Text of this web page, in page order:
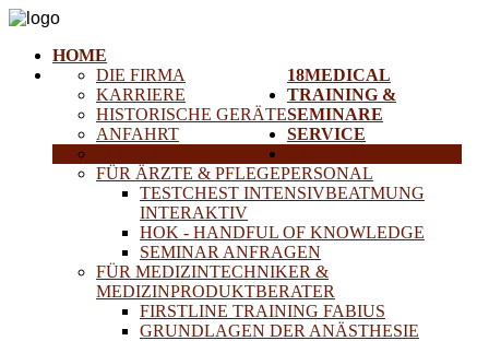
HOME
18MEDICAL
DIE FIRMA
KARRIERE
HISTORISCHE GERÄTE
ANFAHRT
TRAINING &
SEMINARE
FÜR ÄRZTE & PFLEGEPERSONAL
TESTCHEST INTENSIVBEATMUNG
INTERAKTIV
HOK - HANDFUL OF KNOWLEDGE
SEMINAR ANFRAGEN
FÜR MEDIZINTECHNIKER &
MEDIZINPRODUKTBERATER
FIRSTLINE TRAINING FABIUS
GRUNDLAGEN DER ANÄSTHESIE
SERVICE